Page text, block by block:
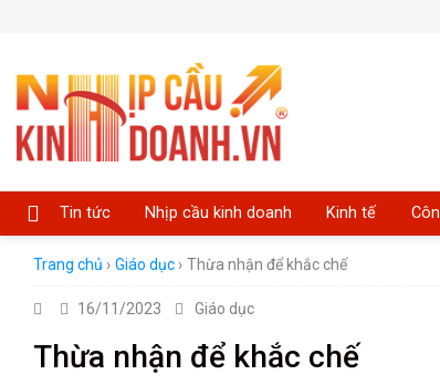
Tin tức Nhịp cầu kinh doanh Kinh tế
Trang chủ › Giáo dục › Thừa nhận để khắc chế
16/11/2023 Giáo dục
Thừa nhận để khắc chế